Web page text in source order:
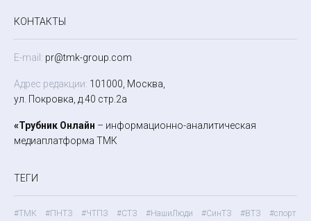
КОНТАКТЫ
E-mail: pr@tmk-group.com
Адрес редакции: 101000, Москва,
ул. Покровка, д.40 стр.2а
«Трубник Онлайн – информационно-аналитическая
медиаплатформа ТМК
ТЕГИ
#ТМК #ПНТЗ #ЧТПЗ #СТЗ #НашиЛюди #СинТЗ #ВТЗ #спорт